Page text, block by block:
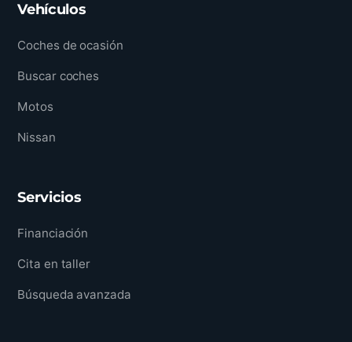
Vehículos
Coches de ocasión
Buscar coches
Motos
Nissan
Servicios
Financiación
Cita en taller
Búsqueda avanzada